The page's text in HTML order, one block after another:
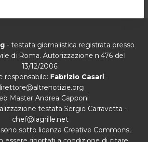
- testata giornalistica registrata presso
di Roma. Autorizzazione n.476 del
13/12/2006.
responsabile: Fabrizio Casari-
Master Andrea Capponi
testata Sergio Carravetta -
chef@lagrille.net
sotto licenza Creative Commons,